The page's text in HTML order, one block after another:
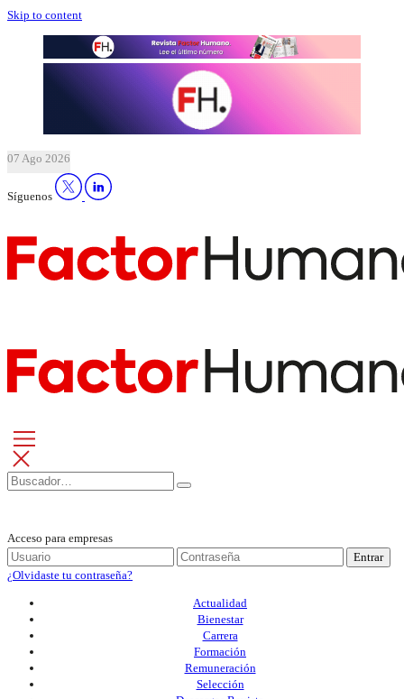
Skip to content
07 Ago 2026
Síguenos
Acceso para empresas
Entrar
¿Olvidaste tu contraseña?
Actualidad
Bienestar
Carrera
Formación
Remuneración
Selección